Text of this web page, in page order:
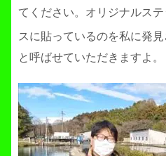
てください。オリジナルス
スに貼っているのを私に発見
と呼ばせていただきますよ。